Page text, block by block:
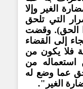
الغير وإلا
التي تلحق
الحق). وقضت
إلى القضاء
فلا يكون من
استعماله من
عما وضع له
الغير".